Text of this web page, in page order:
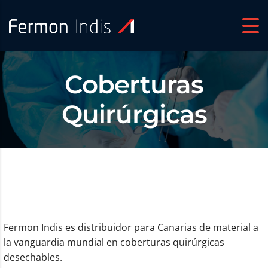
Coberturas
Quirúrgicas
Fermon Indis es distribuidor para Canarias de material a
la vanguardia mundial en coberturas quirúrgicas
desechables.